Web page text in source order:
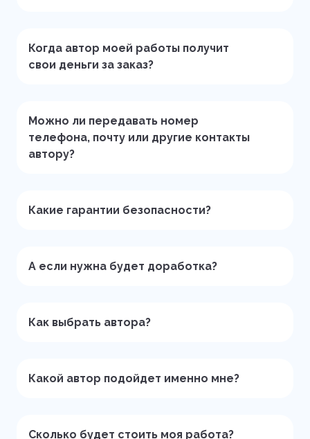
Когда автор моей работы получит
свои деньги за заказ?
Можно ли передавать номер
телефона, почту или другие контакты
автору?
Какие гарантии безопасности?
А если нужна будет доработка?
Как выбрать автора?
Какой автор подойдет именно мне?
Сколько будет стоить моя работа?